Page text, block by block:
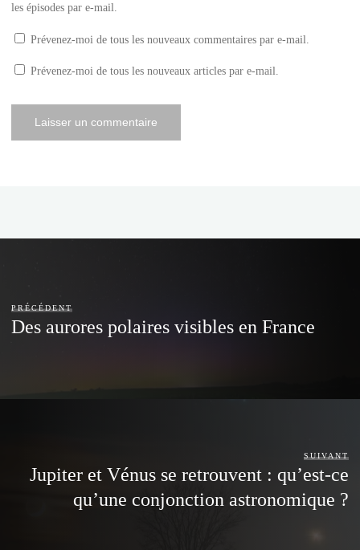
les épisodes par e-mail.
Prévenez-moi de tous les nouveaux commentaires par e-mail.
Prévenez-moi de tous les nouveaux articles par e-mail.
PRÉCÉDENT
Des aurores polaires visibles en France
SUIVANT
Jupiter et Vénus se retrouvent : qu’est-ce
qu’une conjonction astronomique ?